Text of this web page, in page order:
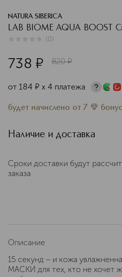
NATURA SIBERICA
LAB BIOME AQUA BOOST
(0)
738 ¤ 820 ¤
от 184 ¤ х 4 платежа
будет начислено от 7
Наличие и доставка
Сроки доставки будут
заказа
Описание
15 секунд – и кожа
МАСКИ для тех, кто не хочет